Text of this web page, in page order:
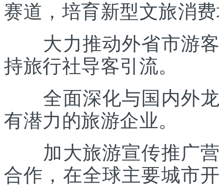
赛道，培育新型文旅消
大力推动外省市游客
持旅行社导客引流。
全面深化与国内外龙
有潜力的旅游企业。
加大旅游宣传推广营
合作，在全球主要城市